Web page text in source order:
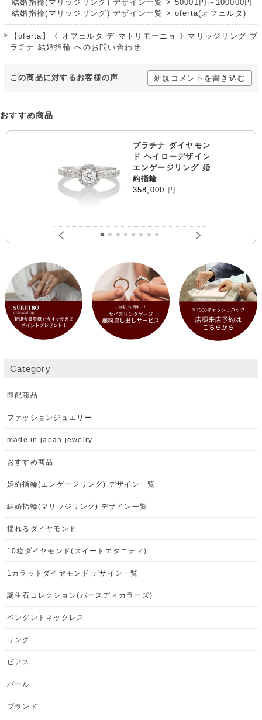
結婚指輪(マリッジリング) デザイン一覧 > 50001円～100000円
結婚指輪(マリッジリング) デザイン一覧 > oferta(オフェルタ)
【oferta】《 オフェルタ デ マトリモーニョ 》マリッジリング プ
ラチナ 結婚指輪 へのお問い合わせ
この商品に対するお客様の声 新規コメントを書き込む
おすすめ商品
プラチナ ダイヤモン
ド ヘイローデザイン
エンゲージリング 婚
約指輪
358,000 円
Category
即配商品
ファッションジュエリー
made in japan jewelry
おすすめ商品
婚約指輪(エンゲージリング) デザイン一覧
結婚指輪(マリッジリング) デザイン一覧
揺れるダイヤモンド
10粒ダイヤモンド(スイートエタニティ)
1カラットダイヤモンド デザイン一覧
誕生石コレクション(バースディカラーズ)
ペンダントネックレス
リング
ピアス
パール
ブランド